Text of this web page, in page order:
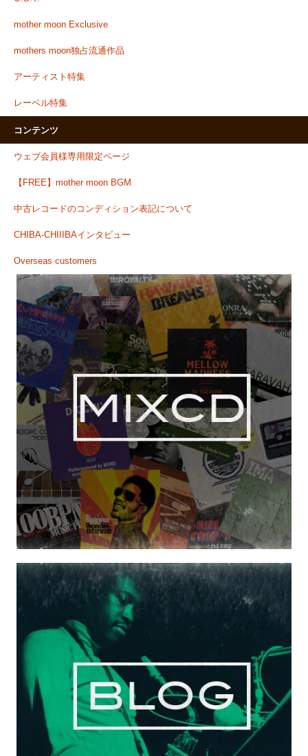
mother moon Exclusive
mothers moon独占流通作品
アーティスト特集
レーベル特集
コンテンツ
ウェブ会員様専用限定ページ
【FREE】mother moon BGM
中古レコードのコンディション表記について
CHIBA-CHIIIBAインタビュー
Overseas customers